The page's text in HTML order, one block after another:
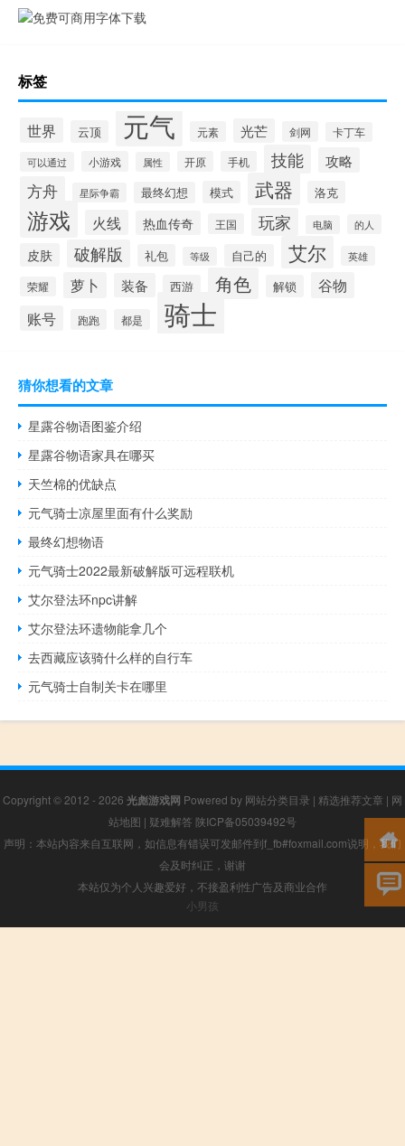
标签
世界 云顶 元气 元素 光芒 剑网 卡丁车
可以通过 小游戏 属性 开原 手机 技能 攻略
方舟 星际争霸 最终幻想 模式 武器 洛克
游戏 火线 热血传奇 王国 玩家 电脑 的人
皮肤 破解版 礼包 等级 自己的 艾尔 英雄
荣耀 萝卜 装备 西游 角色 解锁 谷物
账号 跑跑 都是 骑士
猜你想看的文章
星露谷物语图鉴介绍
星露谷物语家具在哪买
天竺棉的优缺点
元气骑士凉屋里面有什么奖励
最终幻想物语
元气骑士2022最新破解版可远程联机
艾尔登法环npc讲解
艾尔登法环遗物能拿几个
去西藏应该骑什么样的自行车
元气骑士自制关卡在哪里
Copyright © 2012 - 2026 光彪游戏网 Powered by 网站分类目录 | 精选推荐文章 | 网
站地图 | 疑难解答 陕ICP备05039492号
声明：本站内容来自互联网，如信息有错误可发邮件到f_fb#foxmail.com说明，我们
会及时纠正，谢谢
本站仅为个人兴趣爱好，不接盈利性广告及商业合作
小男孩